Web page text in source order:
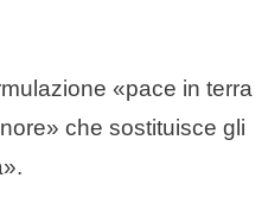
«pace in terra
che sostituisce gli